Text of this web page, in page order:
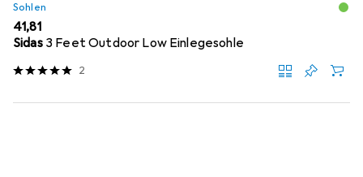
Sohlen
EUR
41,81
Sidas 3 Feet Outdoor Low Einlegesohle
2